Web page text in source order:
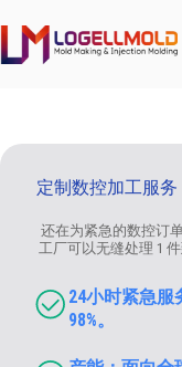
至
内
定制数控加工服务
还在为紧急的数控订
工厂可以无缝处理 1
24小时紧急
98%。